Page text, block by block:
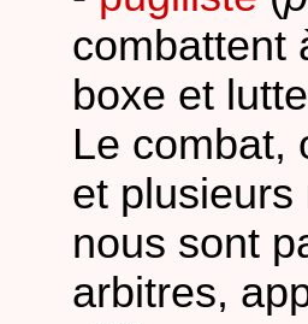
combattent
boxe et
Le combat,
et
nous sont
arbitres,